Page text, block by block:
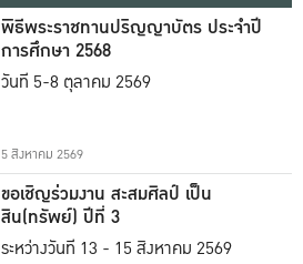
พิธีพระราชทานปริญญาบัตร ประจำปี
การศึกษา 2568
วันที่ 5-8 ตุลาคม 2569
5 สิงหาคม 2569
ขอเชิญร่วมงาน สะสมศิลป์ เป็น
สิน(ทรัพย์) ปีที่ 3
ระหว่างวันที่ 13 - 15 สิงหาคม 2569